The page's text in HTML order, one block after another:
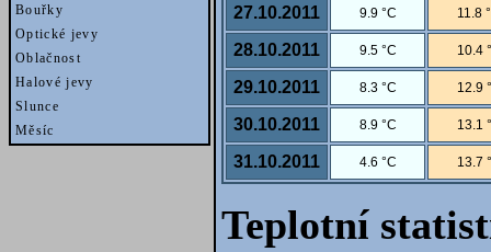
Bouřky
Optické jevy
Oblačnost
Halové jevy
Slunce
Měsíc
27.10.2011 9.9 °C 11.8
28.10.2011 9.5 °C 10.4
29.10.2011 8.3 °C 12.9
30.10.2011 8.9 °C 13.1
31.10.2011 4.6 °C 13.7
Teplotní